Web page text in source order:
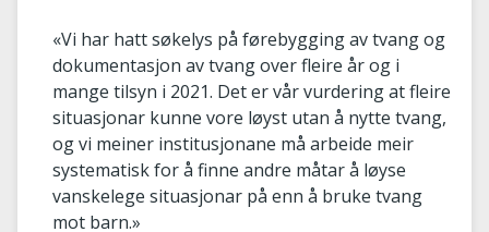
«Vi har hatt søkelys på førebygging av tvang og
dokumentasjon av tvang over fleire år og i
mange tilsyn i 2021. Det er vår vurdering at fleire
situasjonar kunne vore løyst utan å nytte tvang,
og vi meiner institusjonane må arbeide meir
systematisk for å finne andre måtar å løyse
vanskelege situasjonar på enn å bruke tvang
mot barn.»